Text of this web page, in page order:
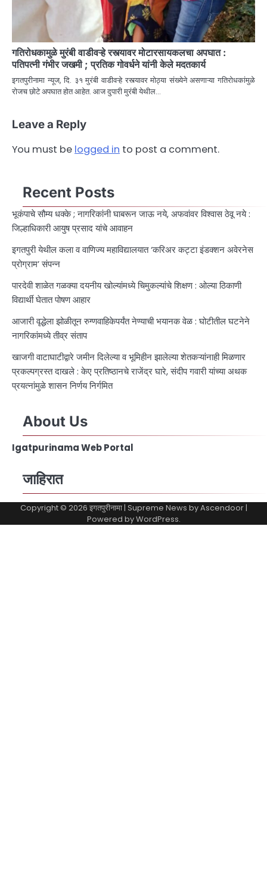
गतिरोधकामुळे मुरंबी वाडीवऱ्हे रस्त्यावर मोटारसायकलचा अपघात :
पतिपत्नी गंभीर जखमी ; प्रतिक गोवर्धने यांनी केले मदतकार्य
इगतपुरीनामा न्यूज, दि. ३१ मुरंबी वाडीवऱ्हे रस्त्यावर मोठ्या संख्येने असणाऱ्या गतिरोधकांमुळे
रोजच छोटे अपघात होत आहेत. आज दुपारी मुरंबी येथील…
Leave a Reply
You must be logged in to post a comment.
Recent Posts
भूकंपाचे सौम्य धक्के ; नागरिकांनी घाबरून जाऊ नये, अफवांवर विश्वास ठेवू नये :
जिल्हाधिकारी आयुष प्रसाद यांचे आवाहन
इगतपुरी येथील कला व वाणिज्य महाविद्यालयात ‘करिअर कट्टा इंडक्शन अवेरनेस
प्रोग्राम’ संपन्न
पारदेवी शाळेत गळक्या दयनीय खोल्यांमध्ये चिमुकल्यांचे शिक्षण : ओल्या ठिकाणी
विद्यार्थी घेतात पोषण आहार
आजारी वृद्धेला झोळीतून रुग्णवाहिकेपर्यंत नेण्याची भयानक वेळ : घोटीतील घटनेने
नागरिकांमध्ये तीव्र संताप
खाजगी वाटाघाटीद्वारे जमीन दिलेल्या व भूमिहीन झालेल्या शेतकऱ्यांनाही मिळणार
प्रकल्पग्रस्त दाखले : केए प्रतिष्ठानचे राजेंद्र घारे, संदीप गवारी यांच्या अथक
प्रयत्नांमुळे शासन निर्णय निर्गमित
About Us
Igatpurinama Web Portal
जाहिरात
Copyright © 2026 इगतपुरीनामा| Supreme News byAscendoor|
Powered byWordPress.